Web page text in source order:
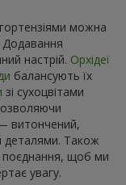
гортензіями можна
Додавання
настрій. Орхідеї
балансують їх
зі сухоцвітами
витончений,
деталями. Також
поєднання, щоб ми
увагу.